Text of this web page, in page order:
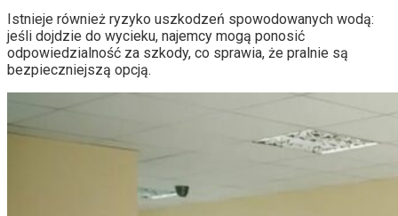
Istnieje również ryzyko uszkodzeń spowodowanych wodą:
jeśli dojdzie do wycieku, najemcy mogą ponosić
odpowiedzialność za szkody, co sprawia, że pralnie są
bezpieczniejszą opcją.